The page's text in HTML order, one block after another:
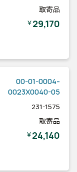
取寄品
￥29,170
00-01-0004-
0023X0040-05
231-1575
取寄品
￥24,140